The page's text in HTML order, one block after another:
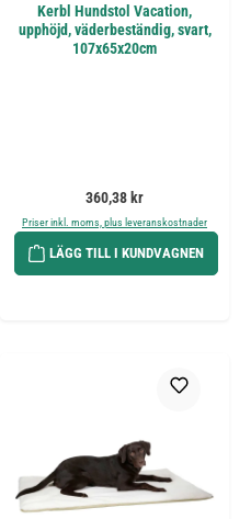
Kerbl Hundstol Vacation,
upphöjd, väderbeständig, svart,
107x65x20cm
Ordinarie pris:
360,38 kr
Priser inkl. moms, plus leveranskostnader
LÄGG TILL I KUNDVAGNEN